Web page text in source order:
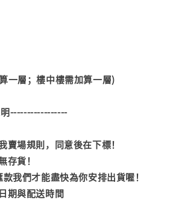
一層；樓中樓需加算一層)
-----------------
賣場規則，同意後在下標！
存貨！
我們才能盡快為你安排出貨喔！
期與配送時間